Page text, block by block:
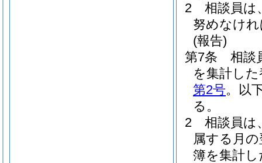
2
相談員は
努めなけ
(報告)
第7条
相談
を集計し
第2号。以
る。
2
相談員は
属する月
簿を集計